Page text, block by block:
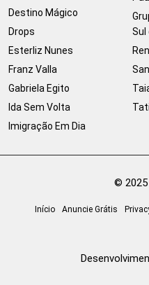
Destino Mágico
Drops
Esterliz Nunes
Franz Valla
Gabriela Egito
Ida Sem Volta
Imigração Em Dia
Sul
© 2025
Início Anuncie Grátis